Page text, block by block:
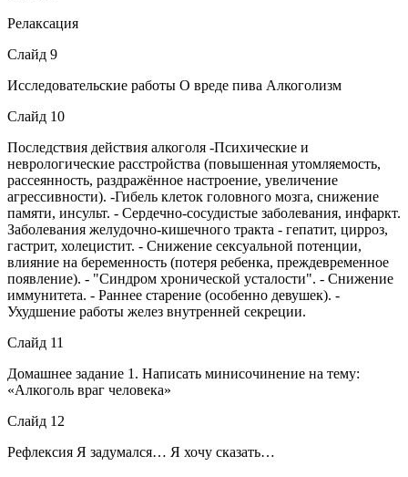
Релаксация
Слайд 9
Исследовательские работы О вреде пива Алкоголизм
Слайд 10
Последствия действия алкоголя -Психические и
неврологические расстройства (повышенная утомляемость,
рассеянность, раздражённое настроение, увеличение
агрессивности). -Гибель клеток головного мозга, снижение
памяти, инсульт. - Сердечно-сосудистые заболевания, инфаркт.
Заболевания желудочно-кишечного тракта - гепатит, цирроз,
гастрит, холецистит. - Снижение сексуальной потенции,
влияние на беременность (потеря ребенка, преждевременное
появление). - "Синдром хронической усталости". - Снижение
иммунитета. - Раннее старение (особенно девушек). -
Ухудшение работы желез внутренней секреции.
Слайд 11
Домашнее задание 1. Написать минисочинение на тему:
«Алкоголь враг человека»
Слайд 12
Рефлексия Я задумался… Я хочу сказать…